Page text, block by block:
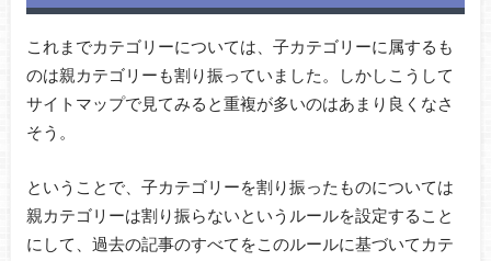
これまでカテゴリーについては、子カテゴリーに属するも
のは親カテゴリーも割り振っていました。しかしこうして
サイトマップで見てみると重複が多いのはあまり良くなさ
そう。
ということで、子カテゴリーを割り振ったものについては
親カテゴリーは割り振らないというルールを設定すること
にして、過去の記事のすべてをこのルールに基づいてカテ